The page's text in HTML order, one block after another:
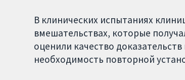
В клинических испытаниях
вмешательствах, которые
оценили качество
необходимость повторной